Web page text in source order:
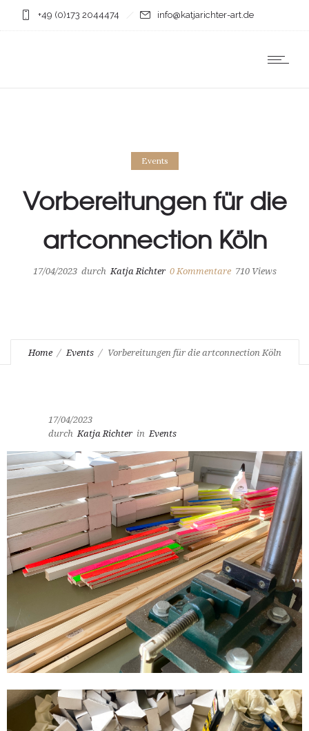
+49 (0)173 2044474 info@katjarichter-art.de
Events
Vorbereitungen für die
artconnection Köln
17/04/2023 durch Katja Richter 0Kommentare 710 Views
Home Events Vorbereitungen für die artconnection Köln
17/04/2023
durch Katja Richter in Events